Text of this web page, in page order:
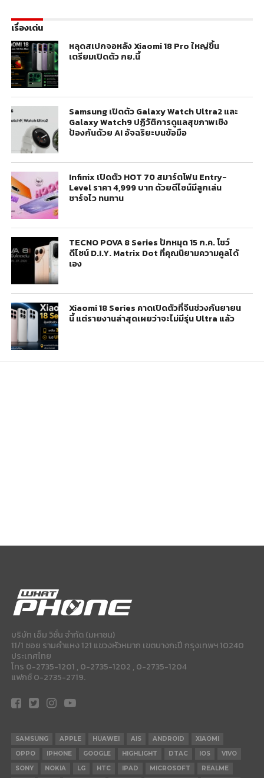
เรื่องเด่น
หลุดสเปกจอหลัง Xiaomi 18 Pro ใหญ่ขึ้น
เตรียมเปิดตัว กย.นี้
Samsung เปิดตัว Galaxy Watch Ultra2 และ
Galaxy Watch9 ปฏิวัติการดูแลสุขภาพเชิง
ป้องกันด้วย AI อัจฉริยะบนข้อมือ
Infinix เปิดตัว HOT 70 สมาร์ตโฟน Entry-
Level ราคา 4,999 บาท ด้วยดีไซน์มีลูกเล่น
ชาร์จไว ทนทาน
TECNO POVA 8 Series ปักหมุด 15 ก.ค. โชว์
ดีไซน์ D.I.Y. Matrix Dot ที่คุณนิยามความคูลได้
เอง
Xiaomi 18 Series คาดเปิดตัวที่จีนช่วงกันยายน
นี้ แต่รายงานล่าสุดเผยว่าจะไม่มีรุ่น Ultra แล้ว
บริษัท เอ็ม วิชั่น จำกัด (มหาชน)
11/1 ซอย รามคำแหง 121 แขวงหัวหมาก เขตบางกะปี กรุงเทพฯ 10240
ประเทศไทย
โทร 0-2735-1201 , 0-2735-1202 , 0-2735-1204
แฟกซ์ 0-2735-2719.
SAMSUNG APPLE HUAWEI AIS ANDROID
XIAOMI
OPPO
IPHONE GOOGLE HIGHLIGHT DTAC IOS
VIVO
SONY
NOKIA LG HTC IPAD MICROSOFT REALME